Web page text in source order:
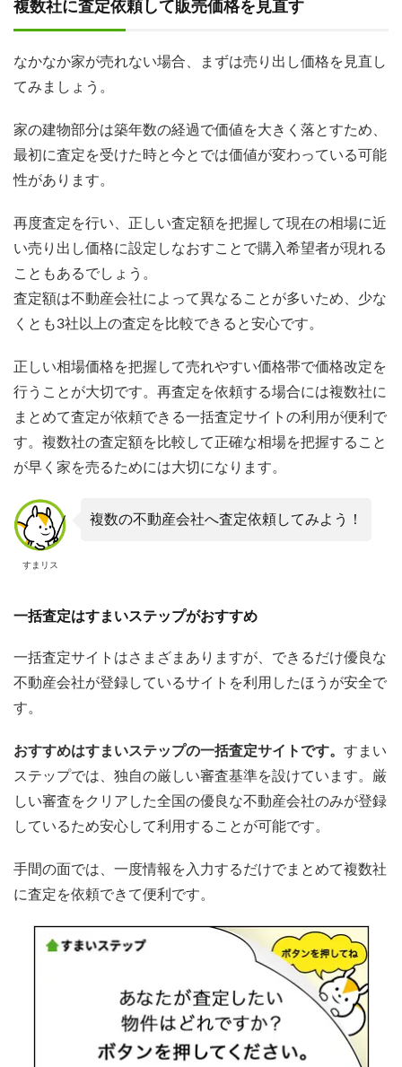
複数社に査定依頼して販売価格を見直す
なかなか家が売れない場合、まずは売り出し価格を見直し
てみましょう。
家の建物部分は築年数の経過で価値を大きく落とすため、
最初に査定を受けた時と今とでは価値が変わっている可能
性があります。
再度査定を行い、正しい査定額を把握して現在の相場に近
い売り出し価格に設定しなおすことで購入希望者が現れる
こともあるでしょう。
査定額は不動産会社によって異なることが多いため、少な
くとも3社以上の査定を比較できると安心です。
正しい相場価格を把握して売れやすい価格帯で価格改定を
行うことが大切です。再査定を依頼する場合には複数社に
まとめて査定が依頼できる一括査定サイトの利用が便利で
す。複数社の査定額を比較して正確な相場を把握すること
が早く家を売るためには大切になります。
すまリス
複数の不動産会社へ査定依頼してみよう！
一括査定はすまいステップがおすすめ
一括査定サイトはさまざまありますが、できるだけ優良な
不動産会社が登録しているサイトを利用したほうが安全で
す。
おすすめはすまいステップの一括査定サイトです。 すまい
ステップでは、独自の厳しい審査基準を設けています。厳
しい審査をクリアした全国の優良な不動産会社のみが登録
しているため安心して利用することが可能です。
手間の面では、一度情報を入力するだけでまとめて複数社
に査定を依頼できて便利です。